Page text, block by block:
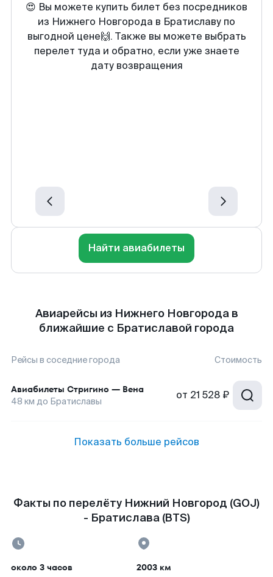
😍 Вы можете купить билет без посредников
из Нижнего Новгорода в Братиславу по
выгодной цене🙌. Также вы можете выбрать
перелет туда и обратно, если уже знаете
дату возвращения
Найти авиабилеты
Авиарейсы из Нижнего Новгорода в
ближайшие с Братиславой города
Рейсы в соседние города Стоимость
Авиабилеты Стригино — Вена
48 км до Братиславы от 21 528 ₽
Показать больше рейсов
Факты по перелёту Нижний Новгород (GOJ)
- Братислава (BTS)
около 3 часов 2003 км